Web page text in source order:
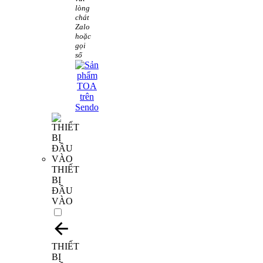
lòng
chát
Zalo
hoặc
gọi
số
THIẾT
BỊ
ĐẦU
VÀO
THIẾT
BỊ